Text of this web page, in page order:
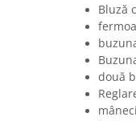
RISCURI MINIME
Bluză
două